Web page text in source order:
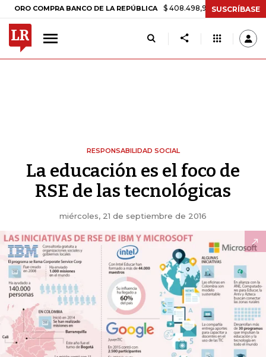
COMPRA BANCO DE LA REPÚBLICA $ 408.498,97 +$ 8.753,81 +2,19%
SUSCRÍBASE
RESPONSABILIDAD SOCIAL
La educación es el foco de
RSE de las tecnológicas
miércoles, 21 de septiembre de 2016